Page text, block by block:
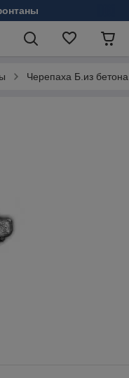
Черепаха Б.из бетона